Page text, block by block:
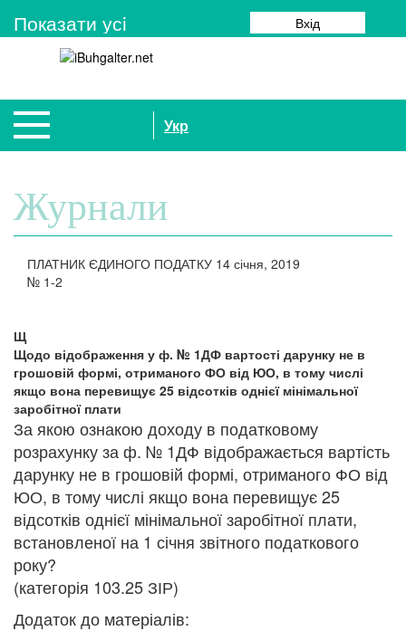
Показати усi Вхід
Укр
Журнали
ПЛАТНИК ЄДИНОГО ПОДАТКУ 14 січня, 2019
№ 1-2
Щ
Щодо відображення у ф. № 1ДФ вартості дарунку не в
грошовій формі, отриманого ФО від ЮО, в тому числі
якщо вона перевищує 25 відсотків однієї мінімальної
заробітної плати
За якою ознакою доходу в податковому
розрахунку за ф. № 1ДФ відображається вартість
дарунку не в грошовій формі, отриманого ФО від
ЮО, в тому числі якщо вона перевищує 25
відсотків однієї мінімальної заробітної плати,
встановленої на 1 січня звітного податкового
року?
(категорія 103.25 ЗІР)
Додаток до матеріалів: